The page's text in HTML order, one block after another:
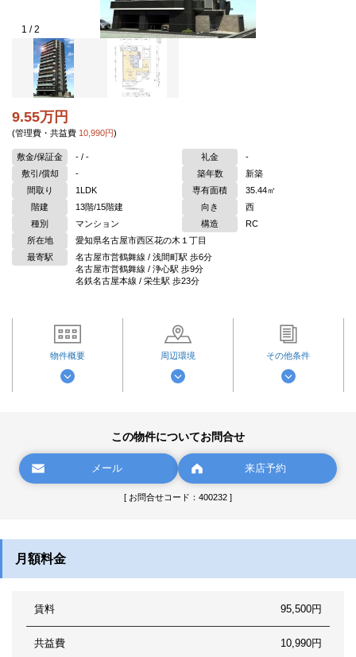
1 /2
9.55万円
(管理費・共益費 10,990円)
敷金/保証金 - / - 礼金
-
敷引/償却
- 築年数
新築
間取り
1LDK 専有面積
35.44㎡
階建
13階/15階建 向き
西
種別
マンション 構造
RC
所在地
愛知県名古屋市西区花の木１丁目
最寄駅
名古屋市営鶴舞線 / 浅間町駅 歩6分
名古屋市営鶴舞線 / 浄心駅 歩9分
名鉄名古屋本線 / 栄生駅 歩23分
物件概要 周辺環境 その他条件
この物件についてお問合せ
メール 来店予約
[ お問合せコード：400232 ]
月額料金
賃料 95,500円
共益費 10,990円